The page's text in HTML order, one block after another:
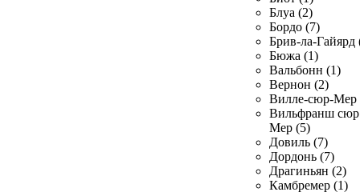
Блуа (2)
Бордо (7)
Брив-ла-Гайярд
Бюжа (1)
Вальбонн (1)
Вернон (2)
Вилле-сюр-Мер
Вильфранш сюр
Мер (5)
Довиль (7)
Дордонь (7)
Драгиньян (2)
Камбремер (1)